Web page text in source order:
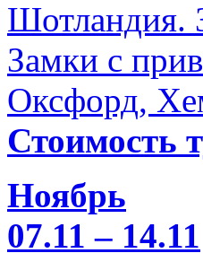
Шотландия.
Замки с
Оксфорд,
Стоимость
Ноябрь
07.11 – 14.11